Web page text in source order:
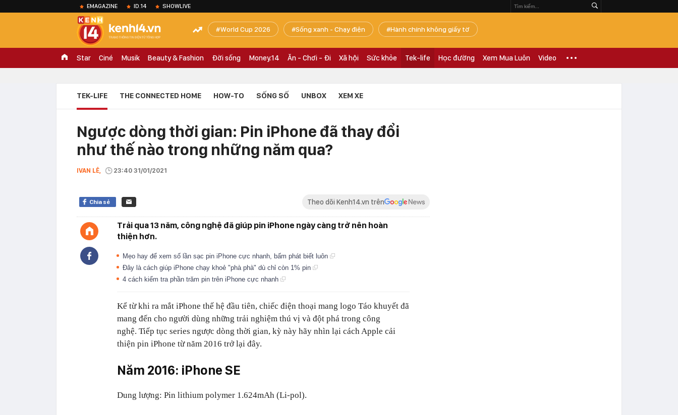
EMAGAZINE ID.14 SHOWLIVE
World Cup 2026 Sống xanh - Chạy điện Hành chính không giấy tờ
Star Ciné Musik Beauty & Fashion Đời sống Money.14 Ăn - Chơi - Đi Xã hội Sức khỏe Tek-life Học đường Xem Mua Luôn Video
TEK-LIFE THE CONNECTED HOME HOW-TO SỐNG SỐ UNBOX XEM XE
Ngược dòng thời gian: Pin iPhone đã thay đổi
như thế nào trong những năm qua?
IVAN LÊ, 23:40 31/01/2021
Chia sẻ Theo dõi Kenh14.vn trên
Trải qua 13 năm, công nghệ đã giúp pin iPhone ngày càng trở nên hoàn
thiện hơn.
Mẹo hay để xem số lần sạc pin iPhone cực nhanh, bấm phát biết luôn
Đây là cách giúp iPhone chạy khoẻ "phà phà" dù chỉ còn 1% pin
4 cách kiểm tra phần trăm pin trên iPhone cực nhanh
Kể từ khi ra mắt iPhone thế hệ đầu tiên, chiếc điện thoại mang logo Táo khuyết đã
mang đến cho người dùng những trải nghiệm thú vị và đột phá trong công
nghệ. Tiếp tục series ngược dòng thời gian, kỳ này hãy nhìn lại cách Apple cải
thiện pin iPhone từ năm 2016 trở lại đây.
Năm 2016: iPhone SE
Dung lượng: Pin lithium polymer 1.624mAh (Li-pol).